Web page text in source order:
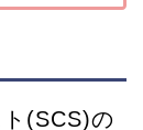
(SCS)の